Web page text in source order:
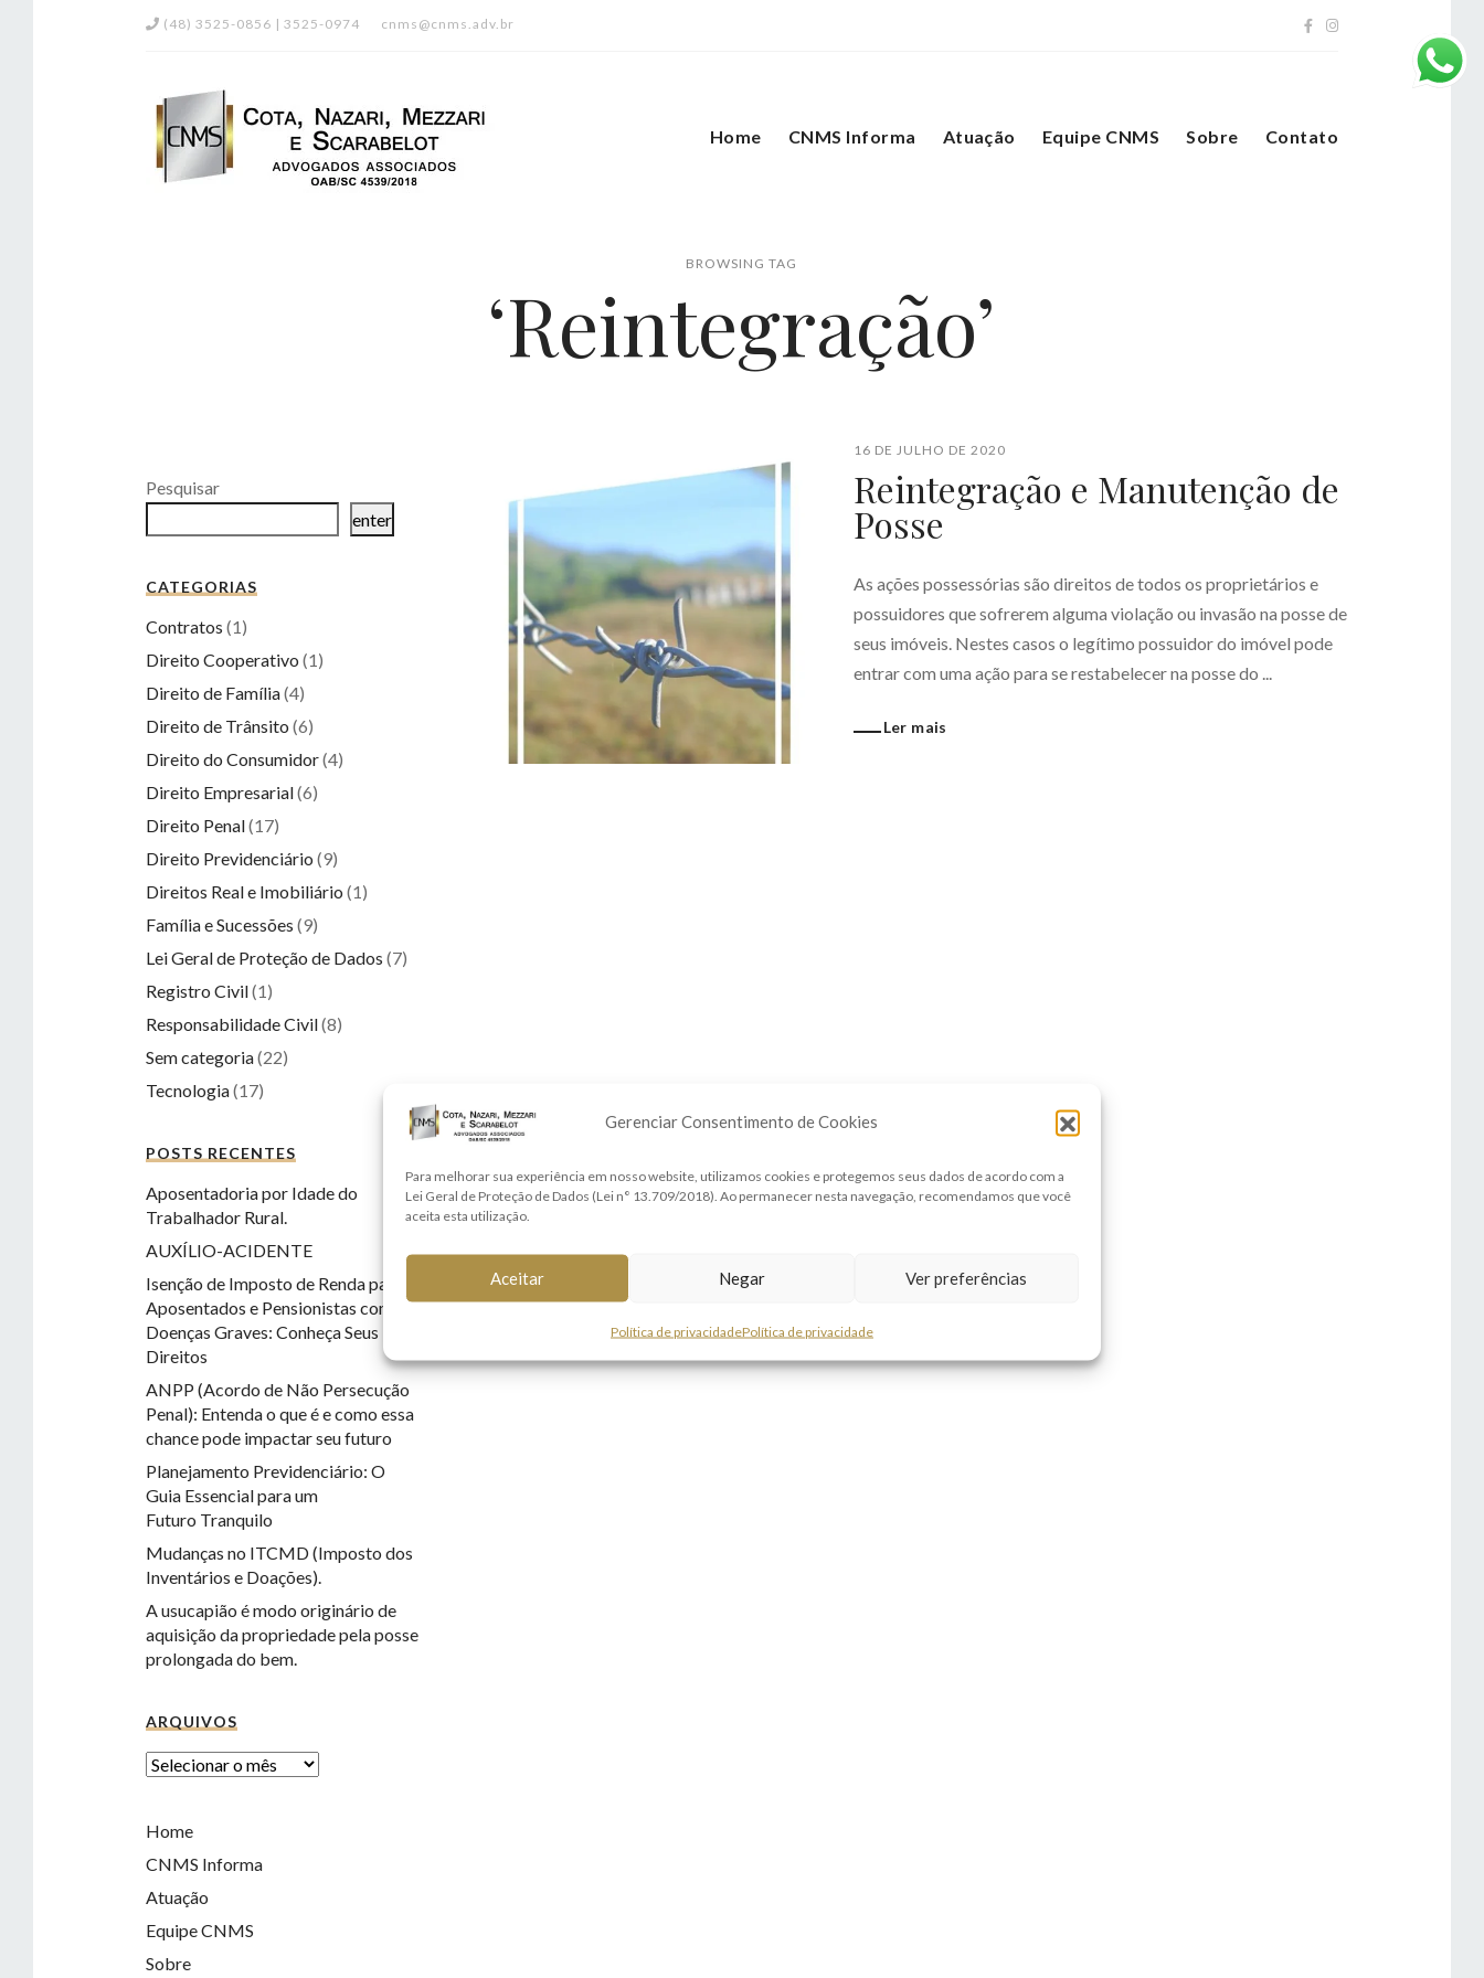
Gerenciar Consentimento de Cookies
Para melhorar sua experiência em nosso website, utilizamos cookies e protegemos seus dados de acordo com a
Lei Geral de Proteção de Dados (Lei n° 13.709/2018). Ao permanecer nesta navegação, recomendamos que você
aceita esta utilização.
Aceitar Negar Ver preferências
Política de privacidadePolítica de privacidade
(48) 3525-0856 | 3525-0974 cnms@cnms.adv.br
Home CNMS Informa Atuação Equipe CNMS Sobre Contato
BROWSING TAG
‘Reintegração’
16 DE JULHO DE 2020
Reintegração e Manutenção de
Posse
As ações possessórias são direitos de todos os proprietários e
possuidores que sofrerem alguma violação ou invasão na posse de
seus imóveis. Nestes casos o legítimo possuidor do imóvel pode
entrar com uma ação para se restabelecer na posse do ...
Ler mais
Pesquisar
enter
CATEGORIAS
Contratos (1)
Direito Cooperativo (1)
Direito de Família(4)
Direito de Trânsito (6)
Direito do Consumidor(4)
Direito Empresarial(6)
Direito Penal(17)
Direito Previdenciário (9)
Direitos Real e Imobiliário (1)
Família e Sucessões (9)
Lei Geral de Proteção de Dados (7)
Registro Civil(1)
Responsabilidade Civil(8)
Sem categoria(22)
Tecnologia(17)
POSTS RECENTES
Aposentadoria por Idade do
Trabalhador Rural.
AUXÍLIO-ACIDENTE
Isenção de Imposto de Renda para
Aposentados e Pensionistas com
Doenças Graves: Conheça Seus
Direitos
ANPP (Acordo de Não Persecução
Penal): Entenda o que é e como essa
chance pode impactar seu futuro
Planejamento Previdenciário: O
Guia Essencial para um
Futuro Tranquilo
Mudanças no ITCMD (Imposto dos
Inventários e Doações).
A usucapião é modo originário de
aquisição da propriedade pela posse
prolongada do bem.
ARQUIVOS
Home
CNMS Informa
Atuação
Equipe CNMS
Sobre